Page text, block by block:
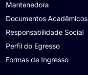
Mantenedora
Documentos Acadêmicos
Responsabilidade Social
Perfil do Egresso
Formas de Ingresso